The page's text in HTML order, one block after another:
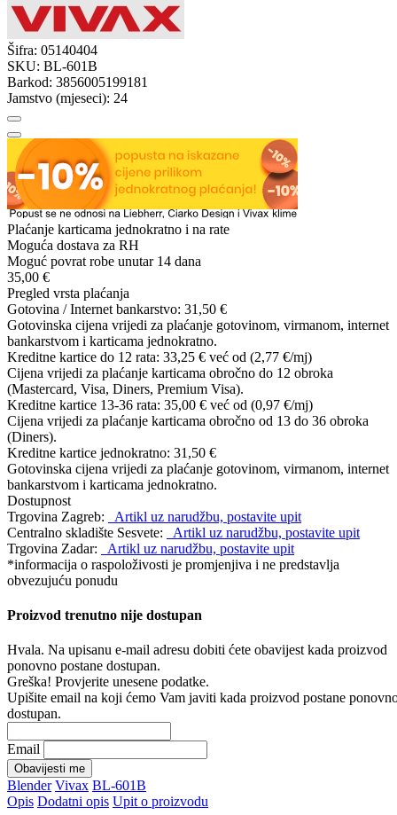
Šifra: 05140404
SKU: BL-601B
Barkod: 3856005199181
Jamstvo (mjeseci): 24
Plaćanje karticama jednokratno i na rate
Moguća dostava za RH
Moguć povrat robe unutar 14 dana
35,00 €
Pregled vrsta plaćanja
Gotovina / Internet bankarstvo: 31,50 €
Gotovinska cijena vrijedi za plaćanje gotovinom, virmanom, internet
bankarstvom i karticama jednokratno.
Kreditne kartice do 12 rata: 33,25 € već od (2,77 €/mj)
Cijena vrijedi za plaćanje karticama obročno do 12 obroka
(Mastercard, Visa, Diners, Premium Visa).
Kreditne kartice 13-36 rata: 35,00 € već od (0,97 €/mj)
Cijena vrijedi za plaćanje karticama obročno od 13 do 36 obroka
(Diners).
Kreditne kartice jednokratno: 31,50 €
Gotovinska cijena vrijedi za plaćanje gotovinom, virmanom, internet
bankarstvom i karticama jednokratno.
Dostupnost
Trgovina Zagreb:
Artikl uz narudžbu, postavite upit
Centralno skladište Sesvete:
Artikl uz narudžbu, postavite upit
Trgovina Zadar:
Artikl uz narudžbu, postavite upit
*informacija o raspoloživosti je promjenjiva i ne predstavlja
obvezujuću ponudu
Proizvod trenutno nije dostupan
Hvala. Na upisanu e-mail adresu dobiti ćete obavijest kada proizvod
ponovno postane dostupan.
Greška! Provjerite unesene podatke.
Upišite email na koji ćemo Vam javiti kada proizvod postane
dostupan.
Email
Obavijesti me
Blender Vivax BL-601B
Opis Dodatni opis Upit o proizvodu